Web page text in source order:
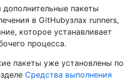
пакеты
в GitHubузлах runners,
которое устанавливает
процесса.
пакеты уже установлены по
Средства выполнения